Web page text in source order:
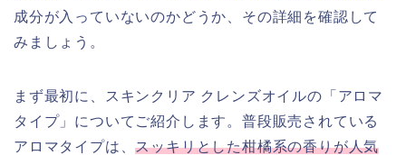
成分が入っていないのかどうか、その詳細を確認して
みましょう。
まず最初に、スキンクリア クレンズオイルの「アロマ
タイプ」についてご紹介します。普段販売されている
アロマタイプは、スッキリとした柑橘系の香りが人気